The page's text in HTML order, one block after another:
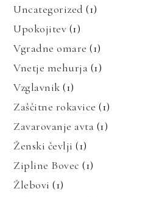
Uncategorized (1)
Upokojitev (1)
Vgradne omare (1)
Vnetje mehurja (1)
Vzglavnik (1)
Zaščitne rokavice (1)
Zavarovanje avta (1)
Ženski čevlji (1)
Zipline Bovec (1)
Žlebovi (1)